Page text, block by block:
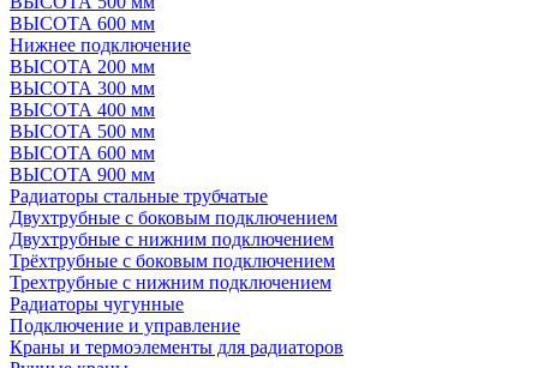
ВЫСОТА 600 мм
Нижнее подключение
ВЫСОТА 200 мм
ВЫСОТА 300 мм
ВЫСОТА 400 мм
ВЫСОТА 500 мм
ВЫСОТА 600 мм
ВЫСОТА 900 мм
Радиаторы стальные трубчатые
Двухтрубные с боковым подключением
Двухтрубные с нижним подключением
Трёхтрубные с боковым подключением
Трехтрубные с нижним подключением
Радиаторы чугунные
Подключение и управление
Краны и термоэлементы для радиаторов